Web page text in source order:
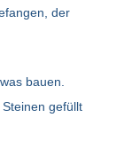
der
bauen.
gefüllt